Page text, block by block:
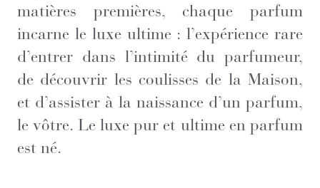
matières premières, chaque parfum
incarne le luxe ultime : l’expérience rare
d’entrer dans l’intimité du parfumeur,
de découvrir les coulisses de la Maison,
et d’assister à la naissance d’un parfum,
le vôtre. Le luxe pur et ultime en parfum
est né.